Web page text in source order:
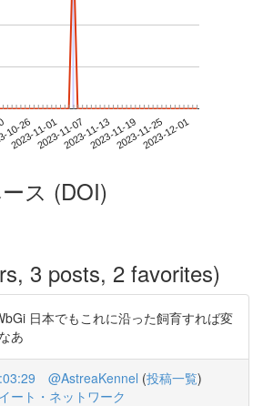
10-26
2023-11-012023-11-072023-11-132023-11-192023-11-252023-12-01
ス (DOI)
3 posts, 2 favorites)
日本でもこれに沿った飼育すれば変
あ
@AstreaKennel (投稿一覧)
ート・ネットワーク